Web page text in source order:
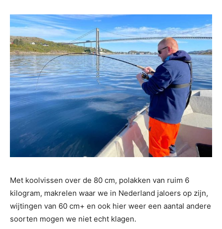
Met koolvissen over de 80 cm, polakken van ruim 6
kilogram, makrelen waar we in Nederland jaloers op zijn,
wijtingen van 60 cm+ en ook hier weer een aantal andere
soorten mogen we niet echt klagen.